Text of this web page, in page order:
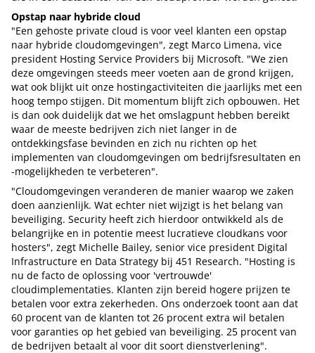
Opstap naar hybride cloud
"Een gehoste private cloud is voor veel klanten een opstap
naar hybride cloudomgevingen", zegt Marco Limena, vice
president Hosting Service Providers bij Microsoft. "We zien
deze omgevingen steeds meer voeten aan de grond krijgen,
wat ook blijkt uit onze hostingactiviteiten die jaarlijks met een
hoog tempo stijgen. Dit momentum blijft zich opbouwen. Het
is dan ook duidelijk dat we het omslagpunt hebben bereikt
waar de meeste bedrijven zich niet langer in de
ontdekkingsfase bevinden en zich nu richten op het
implementen van cloudomgevingen om bedrijfsresultaten en
-mogelijkheden te verbeteren".
"Cloudomgevingen veranderen de manier waarop we zaken
doen aanzienlijk. Wat echter niet wijzigt is het belang van
beveiliging. Security heeft zich hierdoor ontwikkeld als de
belangrijke en in potentie meest lucratieve cloudkans voor
hosters", zegt Michelle Bailey, senior vice president Digital
Infrastructure en Data Strategy bij 451 Research. "Hosting is
nu de facto de oplossing voor 'vertrouwde'
cloudimplementaties. Klanten zijn bereid hogere prijzen te
betalen voor extra zekerheden. Ons onderzoek toont aan dat
60 procent van de klanten tot 26 procent extra wil betalen
voor garanties op het gebied van beveiliging. 25 procent van
de bedrijven betaalt al voor dit soort dienstverlening".